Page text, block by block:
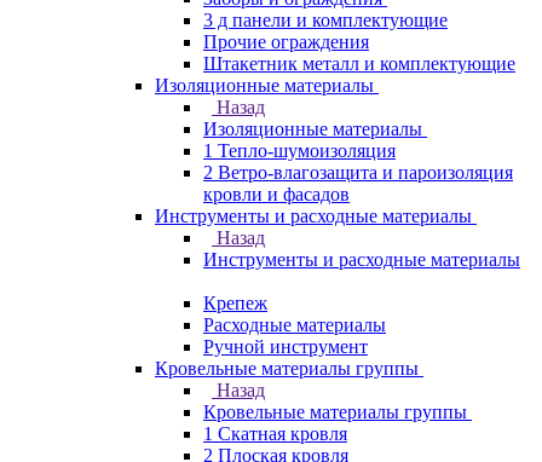
3 д панели и комплектующие
Прочие ограждения
Штакетник металл и комплектующие
Изоляционные материалы
Назад
Изоляционные материалы
1 Тепло-шумоизоляция
2 Ветро-влагозащита и пароизоляция
кровли и фасадов
Инструменты и расходные материалы
Назад
Инструменты и расходные материалы
Крепеж
Расходные материалы
Ручной инструмент
Кровельные материалы группы
Назад
Кровельные материалы группы
1 Скатная кровля
2 Плоская кровля